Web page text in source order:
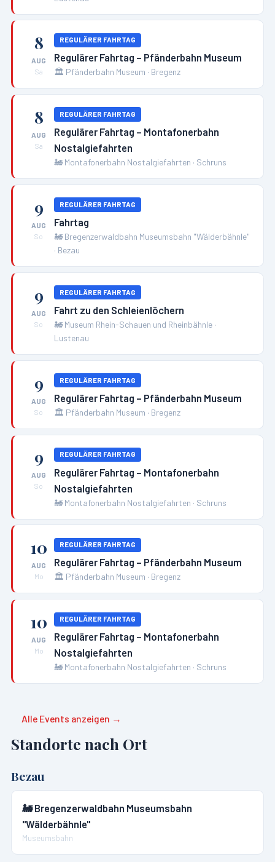
8
AUG
Sa
REGULÄRER FAHRTAG
Regulärer Fahrtag – Pfänderbahn Museum
🏛️ Pfänderbahn Museum · Bregenz
8
AUG
Sa
REGULÄRER FAHRTAG
Regulärer Fahrtag – Montafonerbahn
Nostalgiefahrten
🚂 Montafonerbahn Nostalgiefahrten · Schruns
9
AUG
So
REGULÄRER FAHRTAG
Fahrtag
🚂 Bregenzerwaldbahn Museumsbahn "Wälderbähnle"
· Bezau
9
AUG
So
REGULÄRER FAHRTAG
Fahrt zu den Schleienlöchern
🚂 Museum Rhein-Schauen und Rheinbähnle ·
Lustenau
9
AUG
So
REGULÄRER FAHRTAG
Regulärer Fahrtag – Pfänderbahn Museum
🏛️ Pfänderbahn Museum · Bregenz
9
AUG
So
REGULÄRER FAHRTAG
Regulärer Fahrtag – Montafonerbahn
Nostalgiefahrten
🚂 Montafonerbahn Nostalgiefahrten · Schruns
10
AUG
Mo
REGULÄRER FAHRTAG
Regulärer Fahrtag – Pfänderbahn Museum
🏛️ Pfänderbahn Museum · Bregenz
10
AUG
Mo
REGULÄRER FAHRTAG
Regulärer Fahrtag – Montafonerbahn
Nostalgiefahrten
🚂 Montafonerbahn Nostalgiefahrten · Schruns
Alle Events anzeigen →
Standorte nach Ort
Bezau
🚂Bregenzerwaldbahn Museumsbahn
"Wälderbähnle"
Museumsbahn